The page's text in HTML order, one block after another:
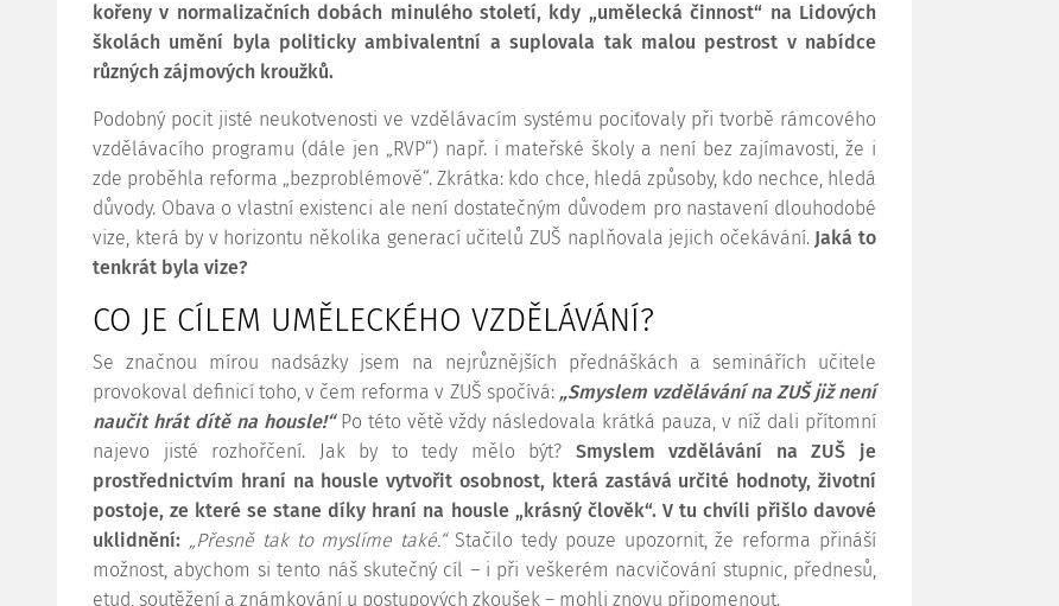
kořeny v normalizačních dobách minulého století, kdy „umělecká činnost“ na Lidových
školách umění byla politicky ambivalentní a suplovala tak malou pestrost v nabídce
různých zájmových kroužků.
Podobný pocit jisté neukotvenosti ve vzdělávacím systému pociťovaly při tvorbě rámcového
vzdělávacího programu (dále jen „RVP“) např. i mateřské školy a není bez zajímavosti, že i
zde proběhla reforma „bezproblémově“. Zkrátka: kdo chce, hledá způsoby, kdo nechce, hledá
důvody. Obava o vlastní existenci ale není dostatečným důvodem pro nastavení dlouhodobé
vize, která by v horizontu několika generací učitelů ZUŠ naplňovala jejich očekávání. Jaká to
tenkrát byla vize?
CO JE CÍLEM UMĚLECKÉHO VZDĚLÁVÁNÍ?
Se značnou mírou nadsázky jsem na nejrůznějších přednáškách a seminářích učitele
provokoval definicí toho, v čem reforma v ZUŠ spočívá: „Smyslem vzdělávání na ZUŠ již není
naučit hrát dítě na housle!“ Po této větě vždy následovala krátká pauza, v níž dali přítomní
najevo jisté rozhořčení. Jak by to tedy mělo být? Smyslem vzdělávání na ZUŠ je
prostřednictvím hraní na housle vytvořit osobnost, která zastává určité hodnoty, životní
postoje, ze které se stane díky hraní na housle „krásný člověk“. V tu chvíli přišlo davové
uklidnění: „Přesně tak to myslíme také.“Stačilo tedy pouze upozornit, že reforma přináší
možnost, abychom si tento náš skutečný cíl – i při veškerém nacvičování stupnic, přednesů,
etud, soutěžení a známkování u postupových zkoušek – mohli znovu připomenout.